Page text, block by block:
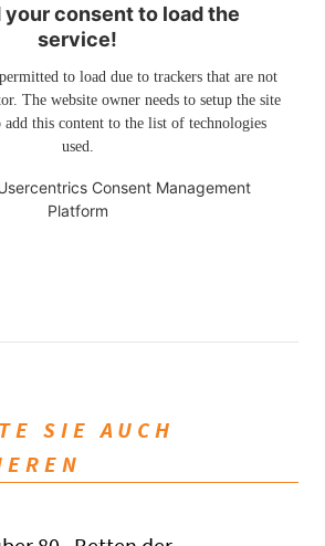
your consent to load the
service!
to load due to trackers that are not
The website owner needs to setup the site
this content to the list of technologies
used.
Consent Management
Platform
SIE AUCH